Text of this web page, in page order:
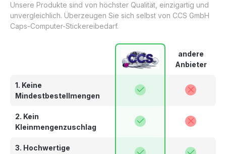
Unsere Produkte sind von höchster Qualität, einzigartig und
unvergleichlich. Überzeugen Sie sich selbst von CCS GmbH
Caps-Computer-Stickereibedarf.
andere
Anbieter
1. Keine
Mindestbestellmengen
2. Kein
Kleinmengenzuschlag
3. Hochwertige